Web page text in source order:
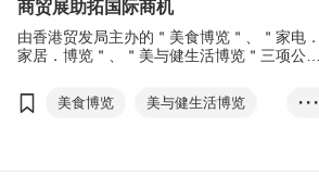
商贸展助拓国际商机
由香港贸发局主办的＂美食博览＂、＂家电．
家居．博览＂、＂美与健生活博览＂三项公众
展＂两项商贸展览于早前圆满闭幕，不仅成功
提振本地消费，也助环球展商觅得新订单，开
美食博览
美与健生活博览
• • •